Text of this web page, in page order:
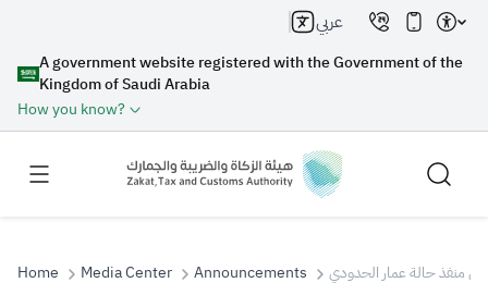
A government website registered with the Government of the
Kingdom of Saudi Arabia
How you know?
عربي
Home Media Center Announcements في منفذ حالة عمار الحدودي